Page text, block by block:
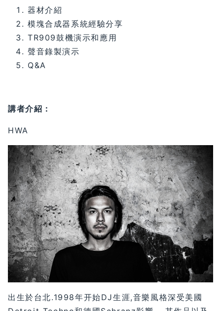
器材介紹
模塊合成器系統經驗分享
TR909鼓機演示和應用
聲音錄製演示
Q&A
講者介紹：
HWA
出生於台北.1998年开始DJ生涯,音樂風格深受美國